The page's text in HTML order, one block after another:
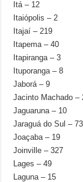
Itá – 12
Itaiópolis – 2
Itajaí – 219
Itapema – 40
Itapiranga – 3
Ituporanga – 8
Jaborá – 9
Jacinto Machado –
Jaguaruna – 10
Jaraguá do Sul – 73
Joaçaba – 19
Joinville – 327
Lages – 49
Laguna – 15